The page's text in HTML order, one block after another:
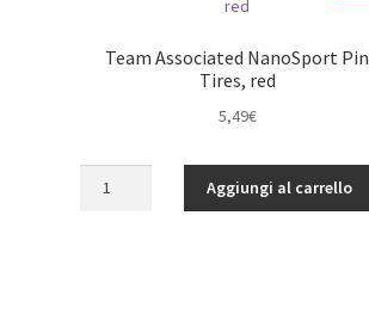
Team Associated NanoSport Pin
Tires, red
5,49€
Aggiungi al carrello